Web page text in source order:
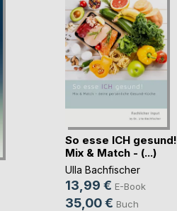
So esse ICH gesund!
Mix & Match - (...)
Ulla Bachfischer
13,99 € E-Book
35,00 € Buch